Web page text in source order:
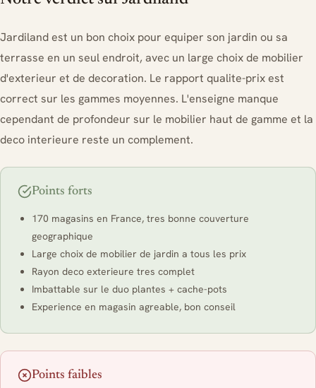
Jardiland est un bon choix pour equiper son jardin ou sa
terrasse en un seul endroit, avec un large choix de mobilier
d'exterieur et de decoration. Le rapport qualite-prix est
correct sur les gammes moyennes. L'enseigne manque
cependant de profondeur sur le mobilier haut de gamme et la
deco interieure reste un complement.
Points forts
170 magasins en France, tres bonne couverture
geographique
Large choix de mobilier de jardin a tous les prix
Rayon deco exterieure tres complet
Imbattable sur le duo plantes + cache-pots
Experience en magasin agreable, bon conseil
Points faibles